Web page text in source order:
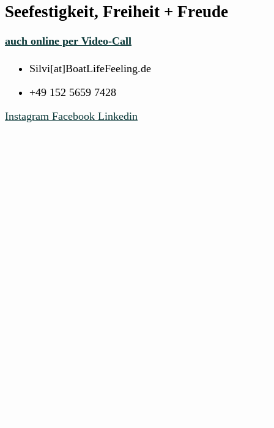
Seefestigkeit, Freiheit + Freude
auch online per Video-Call
Silvi[at]BoatLifeFeeling.de
+49 152 5659 7428​
Instagram Facebook Linkedin